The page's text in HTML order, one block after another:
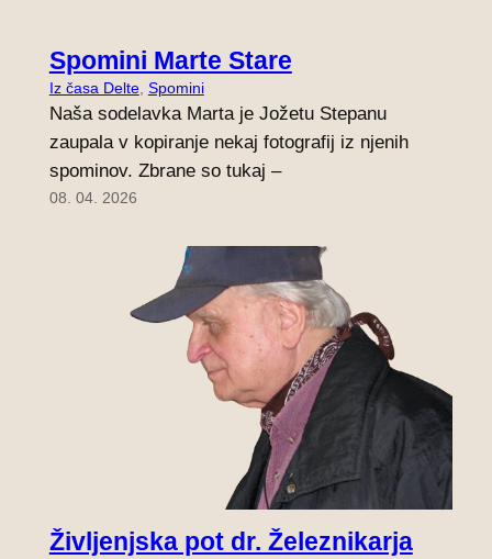
Spomini Marte Stare
Iz časa Delte, Spomini
Naša sodelavka Marta je Jožetu Stepanu
zaupala v kopiranje nekaj fotografij iz njenih
spominov. Zbrane so tukaj –
08. 04. 2026
Življenjska pot dr. Železnikarja